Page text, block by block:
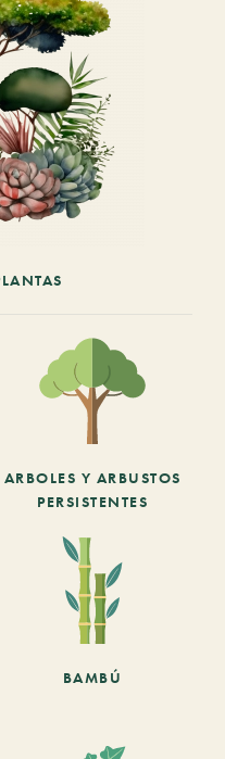
ARBOLES Y ARBUSTOS
PERSISTENTES
BAMBÚ